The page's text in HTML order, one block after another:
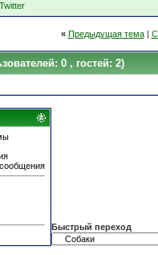
Twitter
« Предыдущая тема|
0 , гостей: 2)
Быстрый переход